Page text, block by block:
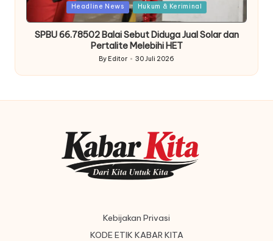
Posted
Headline News Hukum & Keriminal
SPBU 66.78502 Balai Sebut Diduga Jual Solar dan
Pertalite Melebihi HET
Posted
by
By Editor 30 Juli 2026
Kebijakan Privasi
KODE ETIK KABAR KITA